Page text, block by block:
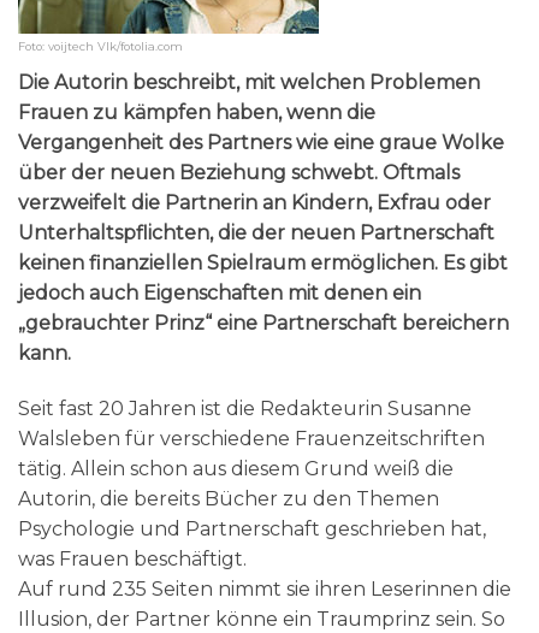
Foto: voijtech Vlk/fotolia.com
Die Autorin beschreibt, mit welchen Problemen
Frauen zu kämpfen haben, wenn die
Vergangenheit des Partners wie eine graue Wolke
über der neuen Beziehung schwebt. Oftmals
verzweifelt die Partnerin an Kindern, Exfrau oder
Unterhaltspflichten, die der neuen Partnerschaft
keinen finanziellen Spielraum ermöglichen. Es gibt
jedoch auch Eigenschaften mit denen ein
„gebrauchter Prinz“ eine Partnerschaft bereichern
kann.
Seit fast 20 Jahren ist die Redakteurin Susanne
Walsleben für verschiedene Frauenzeitschriften
tätig. Allein schon aus diesem Grund weiß die
Autorin, die bereits Bücher zu den Themen
Psychologie und Partnerschaft geschrieben hat,
was Frauen beschäftigt.
Auf rund 235 Seiten nimmt sie ihren Leserinnen die
Illusion, der Partner könne ein Traumprinz sein. So